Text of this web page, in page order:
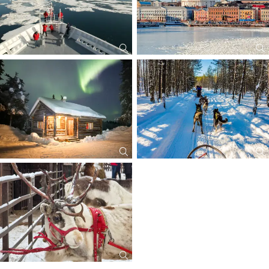
erstattbar)
ganztägige Eiskreuzfahrt Vaasa - Umea - Vaasa mit Vaasa Lines
(M/S Aurora Botnia) mit Filmen und Vorträgen inkl. „Wein und Bier
Flatrate“ während des Abendbuffets an Bord der MS Aurora Botnia
(Wasaline, Passage Vaasa-Umea-Vaasa)
Stadtrundfahrt Helsinki inkl. Reiseleiter